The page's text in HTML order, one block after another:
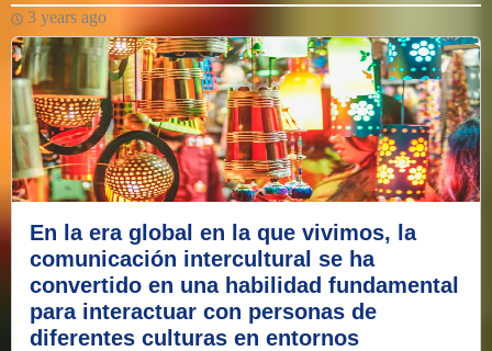
3 years ago
En la era global en la que vivimos, la
comunicación intercultural se ha
convertido en una habilidad fundamental
para interactuar con personas de
diferentes culturas en entornos